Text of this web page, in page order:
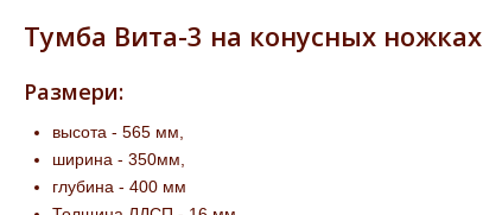
Тумба Вита-3 на конусных ножках
Размери:
высота - 565 мм,
ширина - 350мм,
глубина - 400 мм